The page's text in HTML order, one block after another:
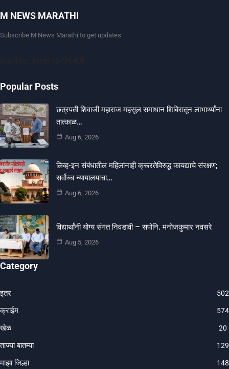
M NEWS MARATHI
Subscribe M News Marathi to get updates
Popular Posts
छत्रपती शिवाजी महाराज महसूल समाधान शिबिरातून लाभार्थ्यांना
तात्काळ…
Aug 6, 2026
लिव्ह-इन संबंधातील महिलांनाही क्रूरतेविरुद्ध कायद्याचे संरक्षण;
सर्वोच्च न्यायालयाचा…
Aug 6, 2026
विद्यार्थांनी योग्य संगत निवडावी – सपोनि. मनोजकुमार नवसरे
Aug 5, 2026
Category
इतर 502
क्राईम 574
खेळ 20
ताज्या बातम्या 129
माझा जिल्हा